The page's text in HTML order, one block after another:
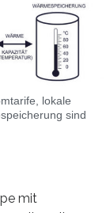
lokale
sind
mit